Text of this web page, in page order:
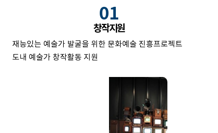
01
창작지원
재능있는 예술가 발굴을 위한 문화예술 진흥프로젝트
도내 예술가 창작활동 지원